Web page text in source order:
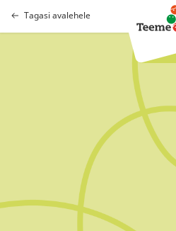
Tagasi avalehele